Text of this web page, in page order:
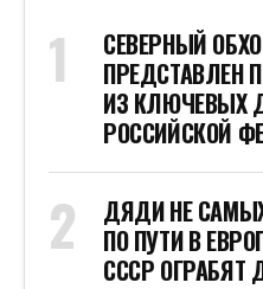
СЕВЕРНЫЙ
ПРЕДСТАВЛЕН
ИЗ КЛЮЧЕВЫХ
РОССИЙСКОЙ
ДЯДИ НЕ
ПО ПУТИ В
СССР ОГРАБЯТ